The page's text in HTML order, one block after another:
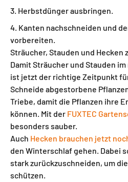
Herbstdünger ausbringen.
Kanten nachschneiden und
vorbereiten.
Sträucher, Stauden und Hecken
Damit Sträucher und Stauden
ist jetzt der richtige Zeitpunkt
Schneide abgestorbene
Triebe, damit die Pflanzen ihre
können. Mit der FUXTEC
besonders sauber.
Auch Hecken brauchen jetzt
den Winterschlaf gehen. Dabei
stark zurückzuschneiden, um
schützen.